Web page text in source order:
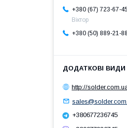
+380 (67) 723-67-45
Віктор
+380 (50) 889-21-88
http://
+380677236745